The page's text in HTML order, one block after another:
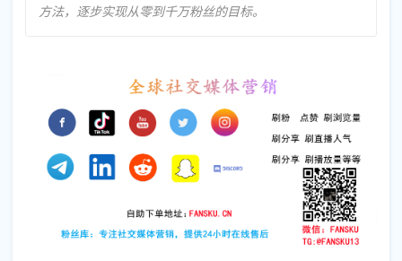
方法，逐步实现从零到千万粉丝的目标。